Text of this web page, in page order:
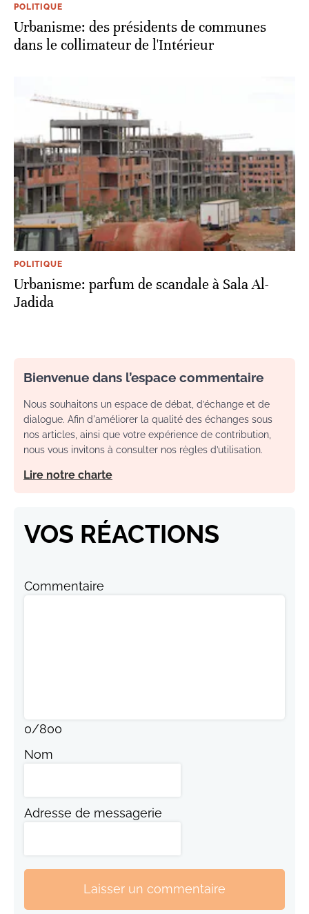
POLITIQUE
Urbanisme: des présidents de communes
dans le collimateur de l'Intérieur
POLITIQUE
Urbanisme: parfum de scandale à Sala Al-
Jadida
Bienvenue dans l’espace commentaire
Nous souhaitons un espace de débat, d’échange et de
dialogue. Afin d'améliorer la qualité des échanges sous
nos articles, ainsi que votre expérience de contribution,
nous vous invitons à consulter nos règles d’utilisation.
Lire notre charte
VOS RÉACTIONS
Commentaire
0/800
Nom
Adresse de messagerie
Laisser un commentaire